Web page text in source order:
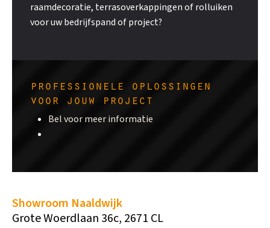
raamdecoratie, terrasoverkappingen of rolluiken
voor uw bedrijfspand of project?
professionele oplossingen
voor jouw project
Bel voor meer informatie
Showroom Naaldwijk
Grote Woerdlaan 36c, 2671 CL